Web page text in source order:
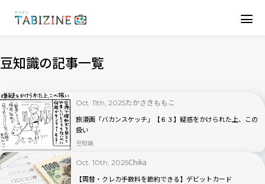
豆知識の記事一覧
Oct. 11th, 2025たかさきももこ
旅漫画「バカンスケッチ」【６３】疑惑をかけられた上、この
扱い
豆知識
Oct. 10th, 2025Chika
【両替・クレカ手数料を節約できる】デビットカード